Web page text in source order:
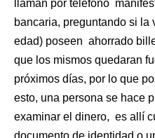
llaman por teléfono
bancaria, preguntando si la
edad) poseen ahorrado
que los mismos quedaran
próximos días, por lo que
esto, una persona se hace
examinar el dinero, es allí